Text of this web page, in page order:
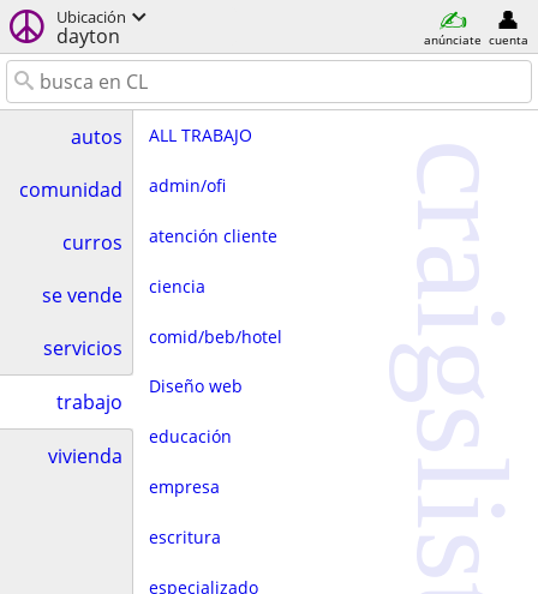
Ubicación
dayton anúnciate cuenta
autos
comunidad
curros
se vende
servicios
trabajo
vivienda
ALL TRABAJO
admin/ofi
atención cliente
ciencia
comid/beb/hotel
Diseño web
educación
empresa
escritura
especializado craigslist